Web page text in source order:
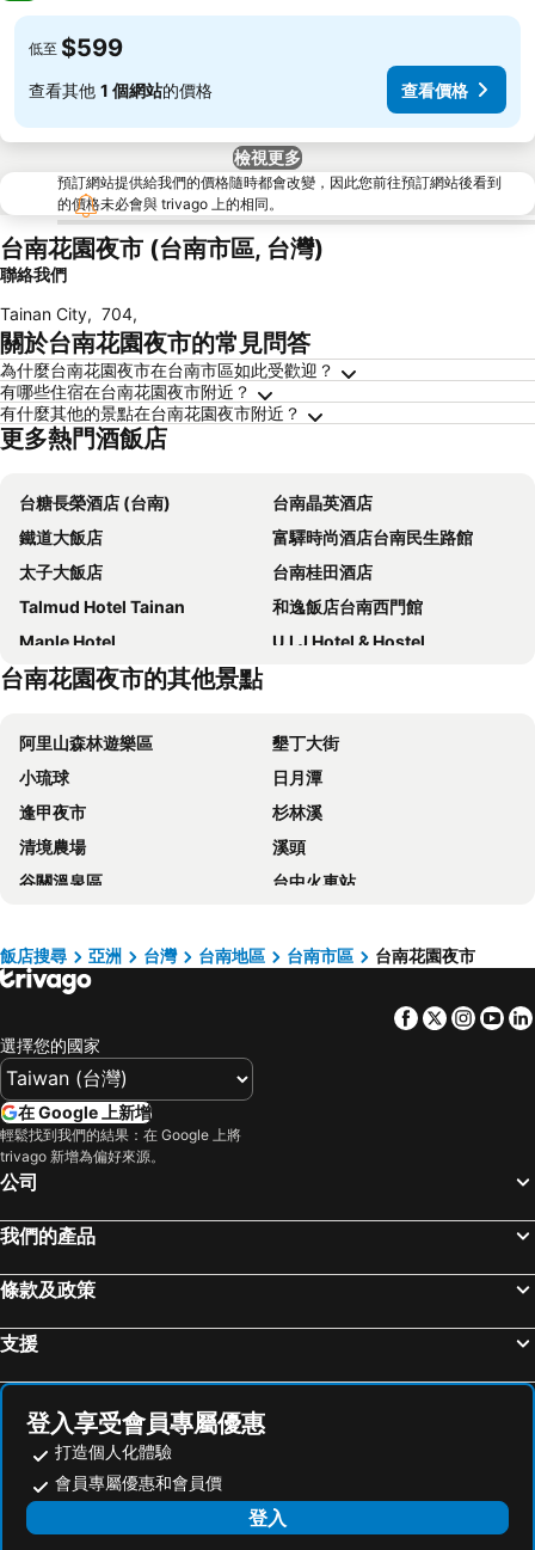
低至 $599
查看其他 1 個網站的價格 查看價格
檢視更多
預訂網站提供給我們的價格隨時都會改變，因此您前往預訂網站後看到
的價格未必會與 trivago 上的相同。
台南花園夜市 (台南市區, 台灣)
聯絡我們
Tainan City, 704,
關於台南花園夜市的常見問答
為什麼台南花園夜市在台南市區如此受歡迎？
有哪些住宿在台南花園夜市附近？
有什麼其他的景點在台南花園夜市附近？
更多熱門酒飯店
台糖長榮酒店 (台南)
台南晶英酒店
鐵道大飯店
富驛時尚酒店台南民生路館
太子大飯店
台南桂田酒店
Talmud Hotel Tainan
和逸飯店台南西門館
Maple Hotel
U.I.J Hotel & Hostel
Just Sleep Tainan Ten-drum
台南富信大飯店
Hotel Leisure Tainanxinglu-xiangnongchaolu
Hotel Brown - Zhongzheng
台南大飯店
Taipung Suites
Lakeshore Hotel Tainan
Shangri-La Far Eastern Tainan
台南老爺行旅
Grand Banyan Hotel
台南新朝代飯店
月見溪行館
Jiuning Business Hotel
CHECK inn Select Tainan YongKang
Hotel Château Anping
Changyu Hotel
致穩人文商旅
Hotel Brown - Chihkan Branch
樺谷大飯店
Anping Business Hotel
28 the loft 閣樓
Baker Street 英倫風旅店
Hotel Rich
信然文旅-首學 寵物友善預訂前務必事先詢問
Tntation Good House
Hotel Lightness
Machiyaniken-Nieya
台南花園夜市的其他景點
阿里山森林遊樂區
墾丁大街
小琉球
日月潭
逢甲夜市
杉林溪
清境農場
溪頭
谷關溫泉區
台中火車站
台中一中商圈
四重溪溫泉
高雄巨蛋捷運站
武陵農場
台南花園夜市
高雄火車站
嘉義車站
台東車站
高雄夢時代購物中心
高雄六合夜市
合歡山
高雄小港國際機場
台中烏日高鐵站
嘉義高鐵站
85大樓
台南安平古堡
飛牛牧場
台南高鐵站
高雄義大世界
飯店搜尋 亞洲 台灣 台南地區 台南市區 台南花園夜市
Facebook
Twitter
選擇您的國家
在 Google 上新增
輕鬆找到我們的結果：在 Google 上將
trivago 新增為偏好來源。
公司
我們的產品
條款及政策
支援
登入享受會員專屬優惠
打造個人化體驗
會員專屬優惠和會員價
登入